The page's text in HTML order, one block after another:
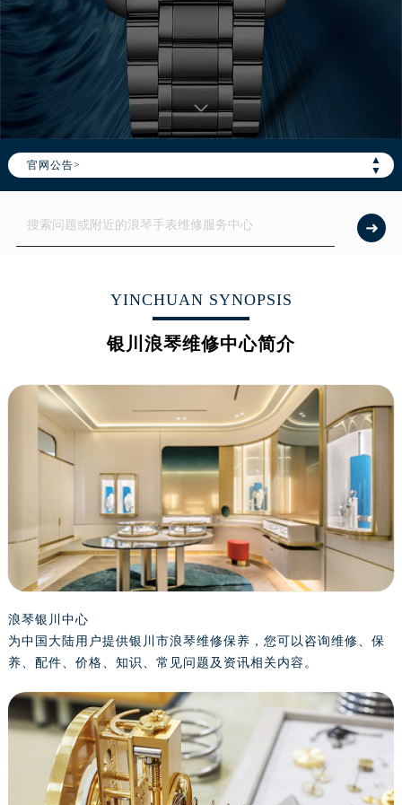
官网公告>
▲
▼
YINCHUAN SYNOPSIS
银川浪琴维修中心简介
浪琴银川中心
为中国大陆用户提供银川市浪琴维修保养，您可以咨询维修、保
养、配件、价格、知识、常见问题及资讯相关内容。